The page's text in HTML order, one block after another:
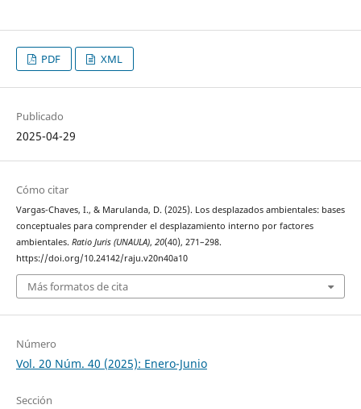
PDF XML
Publicado
2025-04-29
Cómo citar
Vargas-Chaves, I., & Marulanda, D. (2025). Los desplazados ambientales: bases
conceptuales para comprender el desplazamiento interno por factores
ambientales. Ratio Juris (UNAULA), 20(40), 271–298.
https://doi.org/10.24142/raju.v20n40a10
Más formatos de cita
Número
Vol. 20 Núm. 40 (2025): Enero-Junio
Sección